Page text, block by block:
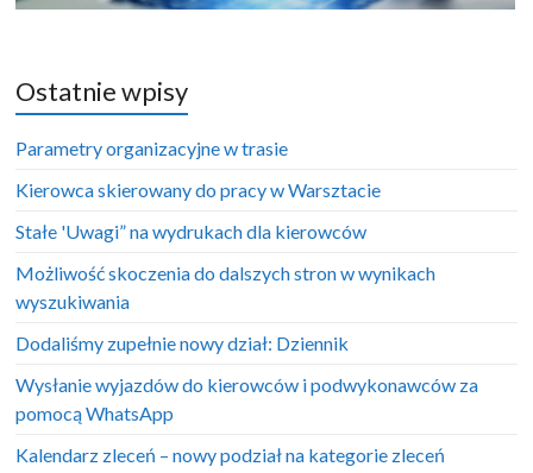
Ostatnie wpisy
Parametry organizacyjne w trasie
Kierowca skierowany do pracy w Warsztacie
Stałe 'Uwagi” na wydrukach dla kierowców
Możliwość skoczenia do dalszych stron w wynikach
wyszukiwania
Dodaliśmy zupełnie nowy dział: Dziennik
Wysłanie wyjazdów do kierowców i podwykonawców za
pomocą WhatsApp
Kalendarz zleceń – nowy podział na kategorie zleceń